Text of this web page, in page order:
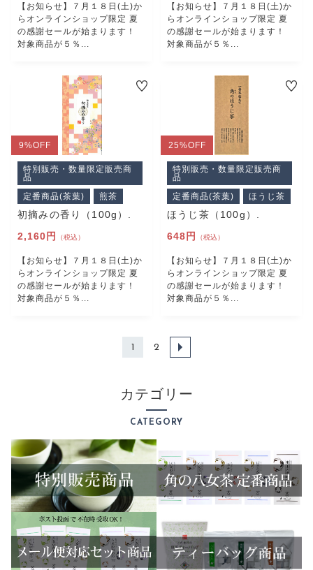
【お知らせ】７月１８日(土)か
らオンラインショップ限定 夏
の感謝セールが始まります！
対象商品が５％...
【お知らせ】７月１８日(土)か
らオンラインショップ限定 夏
の感謝セールが始まります！
対象商品が５％...
特別販売・数量限定販売商
品
定番商品(茶葉)
煎茶
初摘みの香り（100g）.
2,160円
（税込）
9%OFF
【お知らせ】７月１８日(土)か
らオンラインショップ限定 夏
の感謝セールが始まります！
対象商品が５％...
特別販売・数量限定販売商
品
定番商品(茶葉)
ほうじ茶
ほうじ茶（100g）.
648円
（税込）
25%OFF
【お知らせ】７月１８日(土)か
らオンラインショップ限定 夏
の感謝セールが始まります！
対象商品が５％...
1 2
カテゴリー
CATEGORY